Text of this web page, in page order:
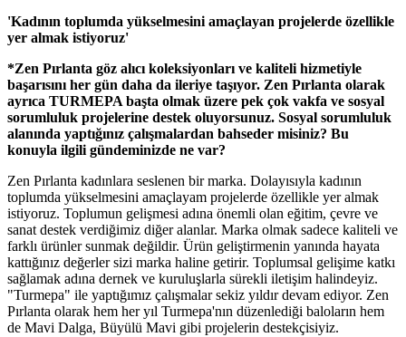
'Kadının toplumda yükselmesini amaçlayan projelerde özellikle
yer almak istiyoruz'
*Zen Pırlanta göz alıcı koleksiyonları ve kaliteli hizmetiyle
başarısını her gün daha da ileriye taşıyor. Zen Pırlanta olarak
ayrıca TURMEPA başta olmak üzere pek çok vakfa ve sosyal
sorumluluk projelerine destek oluyorsunuz. Sosyal sorumluluk
alanında yaptığınız çalışmalardan bahseder misiniz? Bu
konuyla ilgili gündeminizde ne var?
Zen Pırlanta kadınlara seslenen bir marka. Dolayısıyla kadının
toplumda yükselmesini amaçlayam projelerde özellikle yer almak
istiyoruz. Toplumun gelişmesi adına önemli olan eğitim, çevre ve
sanat destek verdiğimiz diğer alanlar. Marka olmak sadece kaliteli ve
farklı ürünler sunmak değildir. Ürün geliştirmenin yanında hayata
kattığınız değerler sizi marka haline getirir. Toplumsal gelişime katkı
sağlamak adına dernek ve kuruluşlarla sürekli iletişim halindeyiz.
"Turmepa" ile yaptığımız çalışmalar sekiz yıldır devam ediyor. Zen
Pırlanta olarak hem her yıl Turmepa'nın düzenlediği baloların hem
de Mavi Dalga, Büyülü Mavi gibi projelerin destekçisiyiz.